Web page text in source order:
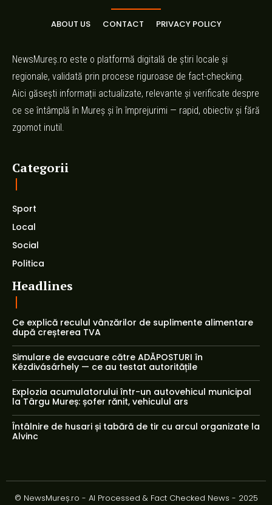
ABOUT US CONTACT PRIVACY POLICY
NewsMureș.ro este o platformă digitală de știri locale și
regionale, validată prin procese riguroase de fact-checking.
Aici găsești informații actualizate, relevante și verificate despre
ce se întâmplă în Mureș și în împrejurimi — rapid, obiectiv și fără
zgomot inutil.
Categorii
Sport
Local
Social
Politica
Headlines
Ce explică reculul vânzărilor de suplimente alimentare
după creșterea TVA
Simulare de evacuare către ADĂPOSTURI în
Kézdivásárhely — ce au testat autoritățile
Explozia acumulatorului într-un autovehicul municipal
la Târgu Mureș: șofer rănit, vehiculul ars
Întâlnire de husari și tabără de tir cu arcul organizate la
Alvinc
© NewsMureș.ro - AI Processed & Fact Checked News - 2025